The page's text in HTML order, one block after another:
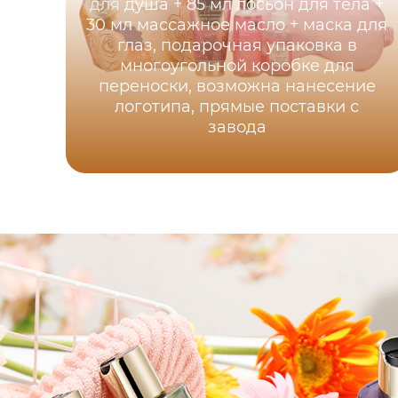
для душа + 85 мл лосьон для тела +
30 мл массажное масло + маска для
глаз, подарочная упаковка в
многоугольной коробке для
переноски, возможна нанесение
логотипа, прямые поставки с
завода